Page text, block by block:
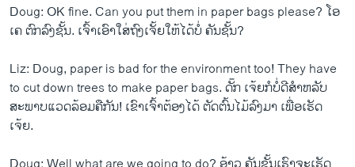
Doug: OK fine. Can you put them in paper bags please? ​ໂອ​
ເຄ ຕົກລົງ​ຊັ້ນ. ​ເຈົ້​າ​ເອົາ​ໃສ່​ຖົງ​ເຈັ້ຍ​ໃຫ້​ໄດ້​ບໍ່ ຄັນ​ຊັ້ນ?
Liz: Doug, paper is bad for the environment too! They have
to cut down trees to make paper bags. ດັ໊ກ ​ເຈ້ຍ​ກໍ​ບໍ່​ດີ​ສຳ​ຫລັບ​
ສະພາບ​ແວດ​ລ້ອມ​ຄື​ກັນ! ​ເຂົາ​ເຈົ້າ​ຕ້ອງ​ໄດ້ ​ຕັດ​ຕົ້ນ​ໄມ້​ລົງ​ມາ ​ເພື່ອ​ເຮັດ​
ເຈ້ຍ.